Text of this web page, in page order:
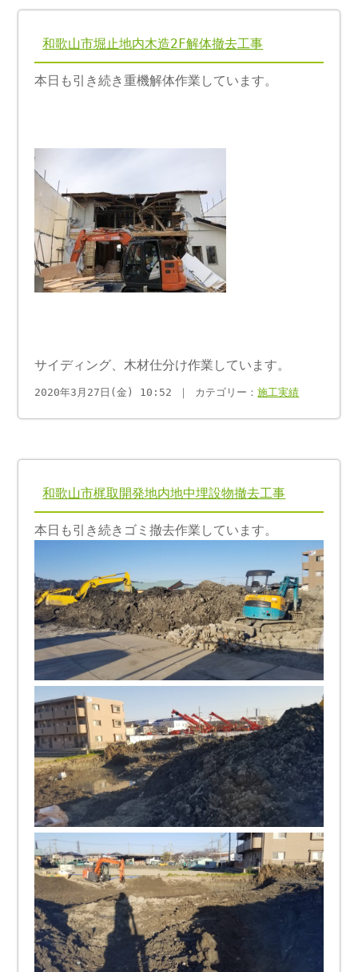
和歌山市堀止地内木造2F解体撤去工事
本日も引き続き重機解体作業しています。
サイディング、木材仕分け作業しています。
2020年3月27日(金) 10:52 ｜ カテゴリー：施工実績
和歌山市梶取開発地内地中埋設物撤去工事
本日も引き続きゴミ撤去作業しています。